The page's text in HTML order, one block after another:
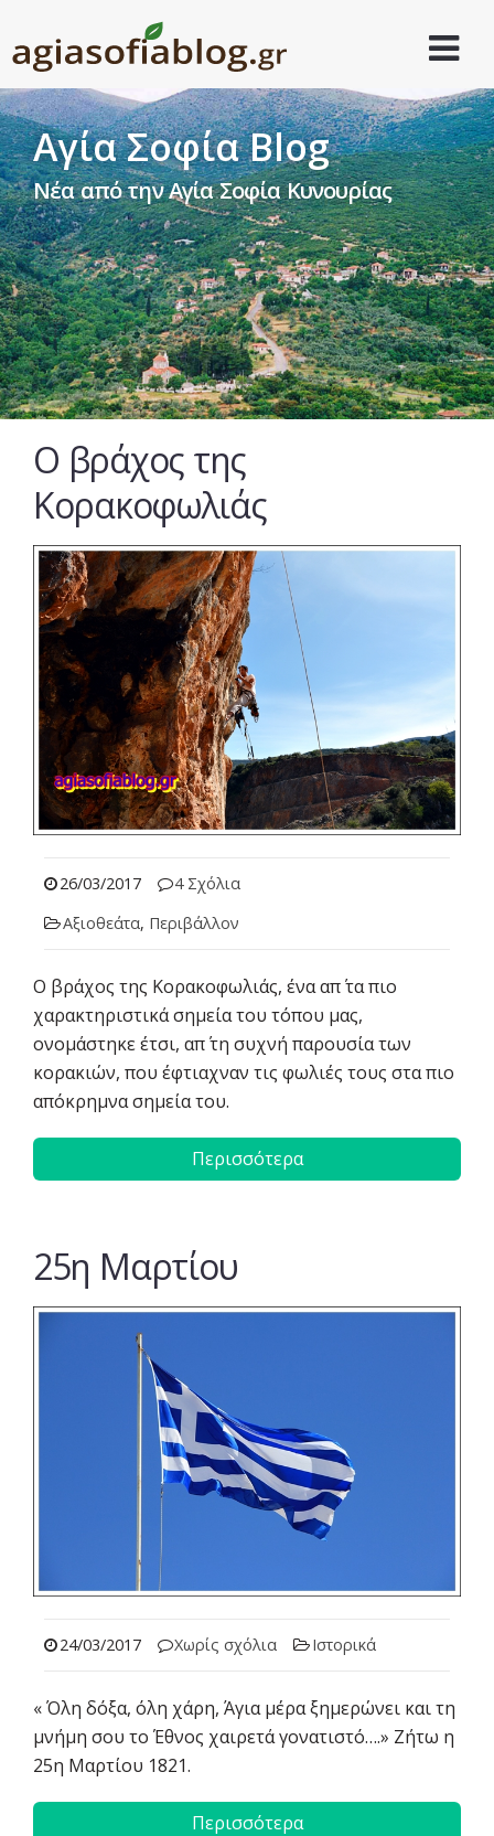
Αγία Σοφία Blog
Νέα από την Αγία Σοφία Κυνουρίας
Ο βράχος της
Κορακοφωλιάς
26/03/2017
4 Σχόλια
Αξιοθεάτα, Περιβάλλον
Ο βράχος της Κορακοφωλιάς, ένα απ΄ τα πιο
χαρακτηριστικά σημεία του τόπου μας,
ονομάστηκε έτσι, απ΄ τη συχνή παρουσία των
κορακιών, που έφτιαχναν τις φωλιές τους στα πιο
απόκρημνα σημεία του.
Περισσότερα
25η Μαρτίου
24/03/2017 Χωρίς σχόλια Ιστορικά
« Όλη δόξα, όλη χάρη, Άγια μέρα ξημερώνει και τη
μνήμη σου το Έθνος χαιρετά γονατιστό….» Ζήτω η
25η Μαρτίου 1821.
Περισσότερα